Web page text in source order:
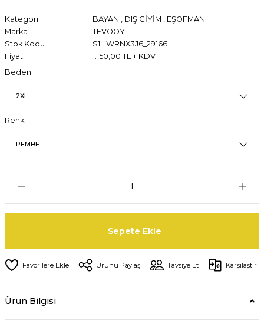
Kategori BAYAN , DIŞ GİYİM , EŞOFMAN
Marka
TEVOOY
Stok Kodu
S1HWRNX3J6_29166
Fiyat
1.150,00 TL + KDV
Beden
Renk
Sepete Ekle
Ürünü Paylaş Tavsiye Et Karşılaştır
Ürün Bilgisi